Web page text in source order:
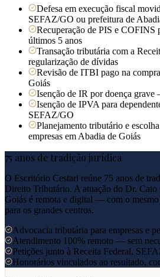
Defesa em execução fiscal
SEFAZ/GO ou prefeitura de
Recuperação de PIS e COFINS
últimos 5 anos
Transação tributária com a
regularização de dívidas
Revisão de ITBI pago na
Goiás
Isenção de IR por doença
Isenção de IPVA para
SEFAZ/GO
Planejamento tributário e
empresas em Abadia de Goiás
75 anos de tradição jurídica
O Escritório Cestari reúne 75 anos de
Direito Tributário. A atuação do Dr. Caio
Goiás é remota e digital — com o
para os grandes centros.
Advocacia tributária para empresas e
Atendimento 100% remoto — sem
Petições junto à Receita Federal,
Honorários vinculados ao resultado,